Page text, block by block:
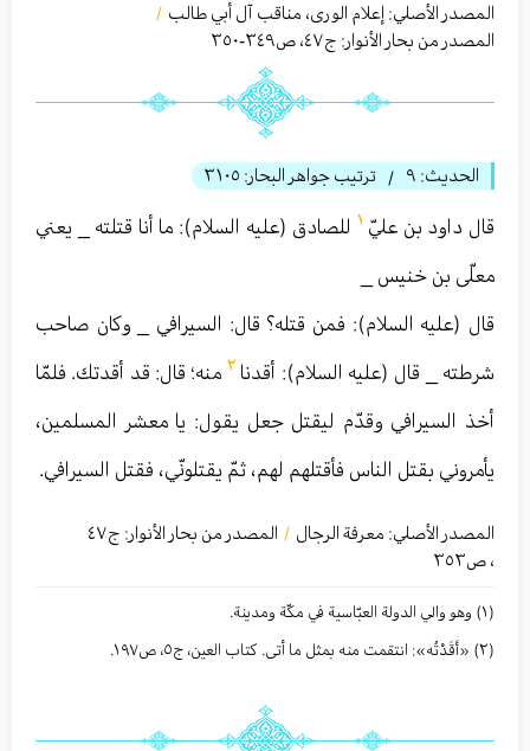
المصدر الأصلي: إعلام الورى، مناقب آل أبي طالب /
المصدر من بحار الأنوار: ج٤٧، ص٣٤٩-٣٥۰
الحديث: ٩ / ترتيب جواهر البحار: ٣١٠٥
قال داود بن عليّ
للصادق (عليه السلام): ما أنا قتلته _ يعني
معلّى بن خنيس _
قال (عليه السلام): فمن قتله؟ قال: السيرافي _ وكان صاحب
شرطته _ قال (عليه السلام): أقدنا
منه؛ قال: قد أقدتك. فلمّا
أخذ السيرافي وقدّم ليقتل جعل يقول: يا معشر المسلمين،
يأمروني بقتل الناس فأقتلهم لهم، ثمّ يقتلونّي، فقتل السيرافي.
المصدر الأصلي: معرفة الرجال / المصدر من بحار الأنوار: ج٤٧
، ص٣٥٣
(١) وهو والي الدولة العبّاسیة في مكّة ومدینة.
(٢) «أَقَدْتُه»: انتقمت منه بمثل ما أتى. كتاب العين، ج٥، ص١٩٧.